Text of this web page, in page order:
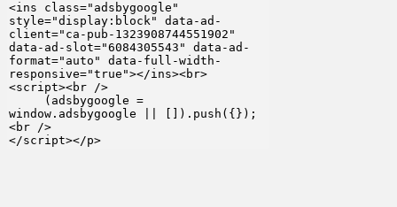
<ins class="adsbygoogle"
style="display:block" data-ad-
client="ca-pub-1323908744551902"
data-ad-slot="6084305543" data-ad-
format="auto" data-full-width-
responsive="true"></ins><br>
<script><br />
window.adsbygoogle || []).push({});
<br />
</script></p>